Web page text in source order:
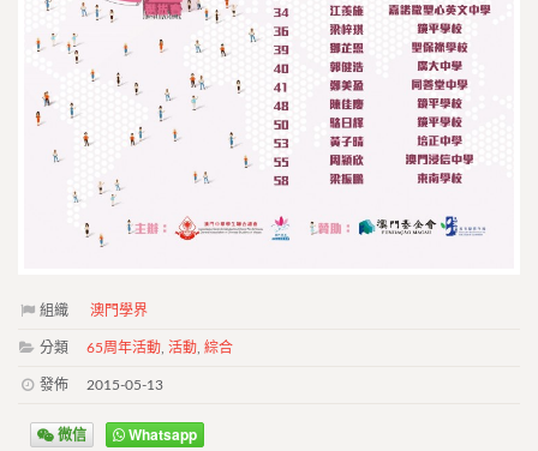
組織 澳門學界
分類 65周年活動 ,活動 ,綜合
發佈 2015-05-13
微信 Whatsapp